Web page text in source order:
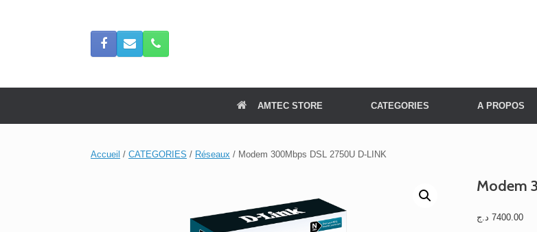
AMTEC STORE CATEGORIES A PROPOS
Accueil / CATEGORIES / Réseaux / Modem 300Mbps DSL 2750U D-LINK
Modem
7400.00 د.ج